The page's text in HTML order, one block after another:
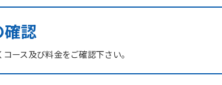
確認
ース及び料金をご確認下さい。